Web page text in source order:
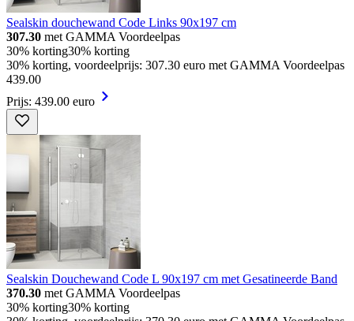
Sealskin douchewand Code Links 90x197 cm
307.30 met GAMMA Voordeelpas
30% korting30% korting
30% korting, voordeelprijs: 307.30 euro met GAMMA Voordeelpas
439.00
Prijs: 439.00 euro
Sealskin Douchewand Code L 90x197 cm met Gesatineerde Band
370.30 met GAMMA Voordeelpas
30% korting30% korting